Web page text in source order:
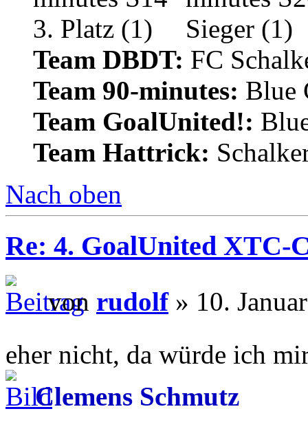
Team DBDT: FC
Team 90-minutes: Blue
Team GoalUnited!:
Team Hattrick:
Nach oben
Re: 4. GoalUnited XTC-
von rudolf» 10.
eher nicht, da würde ich
Clemens Schmutz